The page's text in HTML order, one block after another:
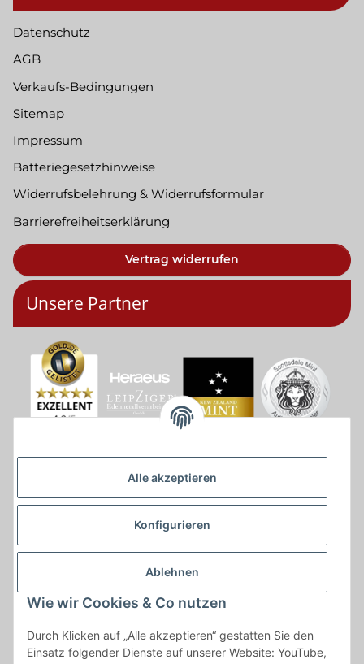
Alle akzeptieren
Konfigurieren
Ablehnen
Wie wir Cookies & Co nutzen
Durch Klicken auf „Alle akzeptieren“ gestatten Sie den
Einsatz folgender Dienste auf unserer Website: YouTube,
Datenschutz
AGB
Verkaufs-Bedingungen
Sitemap
Impressum
Batteriegesetzhinweise
Widerrufsbelehrung & Widerrufsformular
Barrierefreiheitserklärung
Vertrag widerrufen
Unsere Partner
* * Lieferzeiten gelten ab Zahlungseingang und innerhalb
Deutschland.Irrtümer vorbehalten. Angaben zur